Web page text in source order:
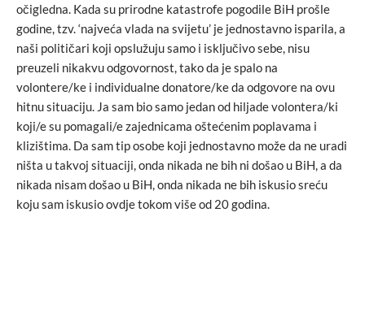
očigledna. Kada su prirodne katastrofe pogodile BiH prošle
godine, tzv. ‘najveća vlada na svijetu’ je jednostavno isparila, a
naši političari koji opslužuju samo i isključivo sebe, nisu
preuzeli nikakvu odgovornost, tako da je spalo na
volontere/ke i individualne donatore/ke da odgovore na ovu
hitnu situaciju. Ja sam bio samo jedan od hiljade volontera/ki
koji/e su pomagali/e zajednicama oštećenim poplavama i
klizištima. Da sam tip osobe koji jednostavno može da ne uradi
ništa u takvoj situaciji, onda nikada ne bih ni došao u BiH, a da
nikada nisam došao u BiH, onda nikada ne bih iskusio sreću
koju sam iskusio ovdje tokom više od 20 godina.